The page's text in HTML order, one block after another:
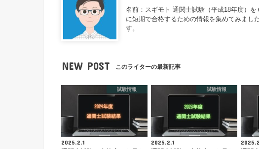
名前：スギモト 通関士試験（平成18年度）
に短期で合格するための情報を集めてみまし
す。
NEW POST このライターの最新記事
試験情報
2025.2.1
試験情報
2025.2.1